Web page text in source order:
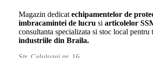
Magazin dedicatechipamentelor de
imbracamintei de lucru siarticolelor
consultanta specializata si stoc local pentru
industriile din Braila.